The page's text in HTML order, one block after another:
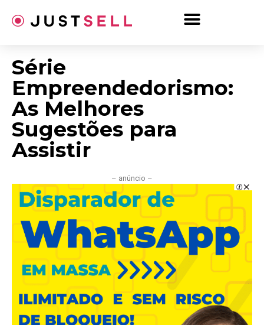
para
Série
Empreendedorismo:
As Melhores
Sugestões para
Assistir
– anúncio –